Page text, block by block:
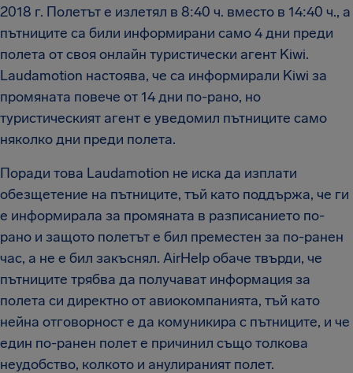
2018 г. Полетът е излетял в 8:40 ч. вместо в 14:40 ч., а
пътниците са били информирани само 4 дни преди
полета от своя онлайн туристически агент Kiwi.
Laudamotion настоява, че са информирали Kiwi за
промяната повече от 14 дни по-рано, но
туристическият агент е уведомил пътниците само
няколко дни преди полета.
Поради това Laudamotion не иска да изплати
обезщетение на пътниците, тъй като поддържа, че ги
е информирала за промяната в разписанието по-
рано и защото полетът е бил преместен за по-ранен
час, а не е бил закъснял. AirHelp обаче твърди, че
пътниците трябва да получават информация за
полета си директно от авиокомпанията, тъй като
нейна отговорност е да комуникира с пътниците, и че
един по-ранен полет е причинил също толкова
неудобство, колкото и анулираният полет.